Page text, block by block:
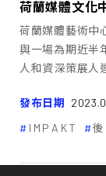
荷蘭媒體文化
荷蘭媒體藝術中
與一場為期近半
人和資深策展人
發布日期
IMPAKT